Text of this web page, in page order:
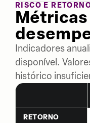
RISCO E
Métricas
Indicadores
disponível.
histórico
RETORNO